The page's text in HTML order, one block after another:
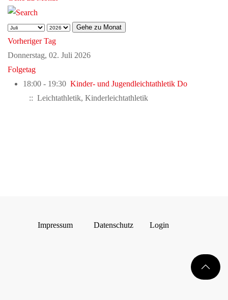
Gehe zu Monat
Vorheriger Tag
Donnerstag, 02. Juli 2026
Folgetag
18:00 - 19:30 Kinder- und Jugendleichtathletik Do
:: Leichtathletik, Kinderleichtathletik
Impressum Datenschutz Login